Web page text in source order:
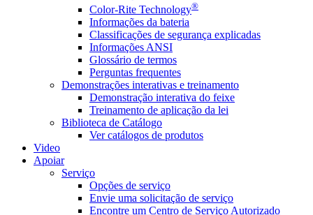
Color-Rite Technology®
Informações da bateria
Classificações de segurança explicadas
Informações ANSI
Glossário de termos
Perguntas frequentes
Demonstrações interativas e treinamento
Demonstração interativa do feixe
Treinamento de aplicação da lei
Biblioteca de Catálogo
Ver catálogos de produtos
Video
Apoiar
Serviço
Opções de serviço
Envie uma solicitação de serviço
Encontre um Centro de Serviço Autorizado